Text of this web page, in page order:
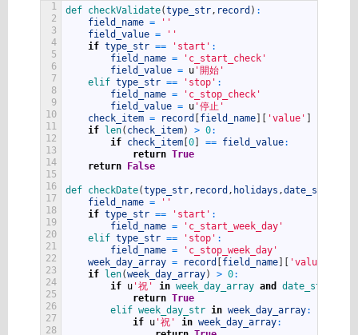
1
2
3
4
5
6
7
8
9
10
11
12
13
14
15
16
17
18
19
20
21
22
23
24
25
26
27
28
def checkValidate(type_str, record ) :
field_name =
''
field_value =
''
if type_str == 'start' :
field_name =
'c_start_check'
field_value = u '開始'
elif type_str == 'stop' :
field_name =
'c_stop_check'
field_value = u '停止'
check_item = record field_name 'value'
if
len( check_item) > 0:
if check_item 0 == field_value:
return True
return
False
def checkDate(type_str, record , holidays ,date_str
field_name =
''
if type_str == 'start' :
field_name =
'c_start_week_day'
elif type_str == 'stop' :
field_name =
'c_stop_week_day'
week_day_array = record field_name 'value'
if
len(week_day_array) > 0:
if u '祝' in week_day_array and date_str
return True
elif week_day_str in week_day_array:
if u '祝' in week_day_array: